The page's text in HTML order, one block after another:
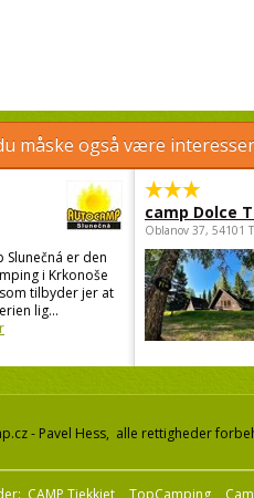
måske også være
Slunečná er den
i Krkonoše
tilbyder jer at
lig...
camp Dolce
Oblanov 37, 54101
- Pavel Hess, alle rettigheder